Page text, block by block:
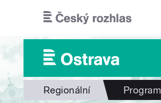
Regionální Program